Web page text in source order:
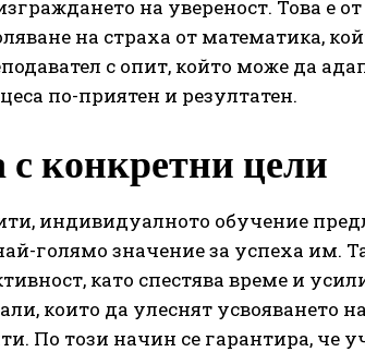
на увереност. Това е
на страха от математика,
с опит, който може да
по-приятен и резултатен.
с конкретни цели
индивидуалното обучение
голямо значение за успеха им.
като спестява време и
които да улеснят усвояването
По този начин се гарантира, че